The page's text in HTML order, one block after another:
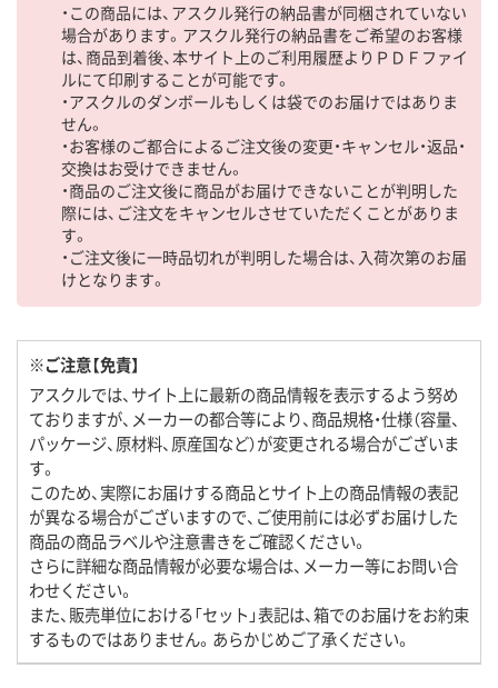
・この商品には、アスクル発行の納品書が同梱されていない
場合があります。アスクル発行の納品書をご希望のお客様
は、商品到着後、本サイト上のご利用履歴よりＰＤＦファイ
ルにて印刷することが可能です。
・アスクルのダンボールもしくは袋でのお届けではありま
せん。
・お客様のご都合によるご注文後の変更・キャンセル・返品・
交換はお受けできません。
・商品のご注文後に商品がお届けできないことが判明した
際には、ご注文をキャンセルさせていただくことがありま
す。
・ご注文後に一時品切れが判明した場合は、入荷次第のお届
けとなります。
※ご注意【免責】
アスクルでは、サイト上に最新の商品情報を表示するよう努め
ておりますが、メーカーの都合等により、商品規格・仕様（容量、
パッケージ、原材料、原産国など）が変更される場合がございま
す。
このため、実際にお届けする商品とサイト上の商品情報の表記
が異なる場合がございますので、ご使用前には必ずお届けした
商品の商品ラベルや注意書きをご確認ください。
さらに詳細な商品情報が必要な場合は、メーカー等にお問い合
わせください。
また、販売単位における「セット」表記は、箱でのお届けをお約束
するものではありません。あらかじめご了承ください。